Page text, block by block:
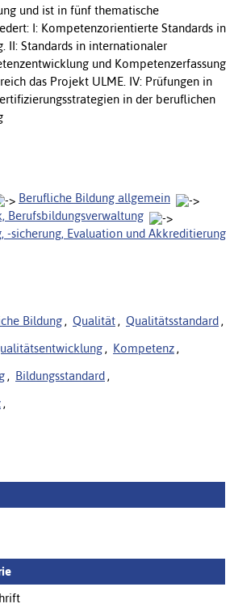
und ist in fünf thematische
I: Kompetenzorientierte Standards in
II: Standards in internationaler
und Kompetenzerfassung
das Projekt ULME. IV: Prüfungen in
in der beruflichen
Berufliche Bildung allgemein
Berufsbildungsverwaltung
-sicherung, Evaluation und Akkreditierung
Bildung , Qualität , Qualitätsstandard ,
, Kompetenz ,
, Bildungsstandard ,
,